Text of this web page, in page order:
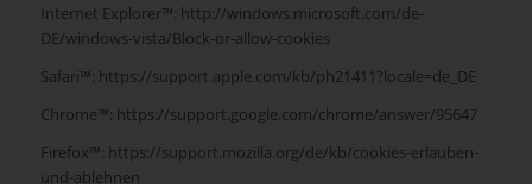
Internet Explorer™: http://windows.microsoft.com/de-
DE/windows-vista/Block-or-allow-cookies
Safari™: https://support.apple.com/kb/ph21411?locale=de_DE
Chrome™: https://support.google.com/chrome/answer/95647
Firefox™: https://support.mozilla.org/de/kb/cookies-erlauben-
und-ablehnen